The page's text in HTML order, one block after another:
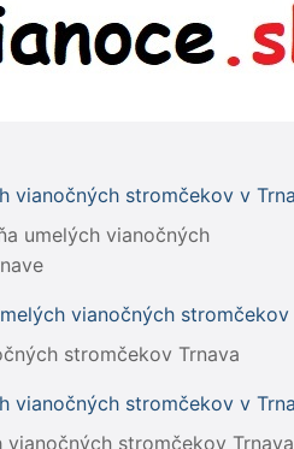
umelých vianočných
stromčekov Trnava
vianočných stromčekov Trnava